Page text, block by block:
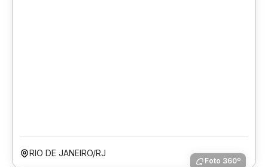
RIO DE JANEIRO/RJ
Foto 360º